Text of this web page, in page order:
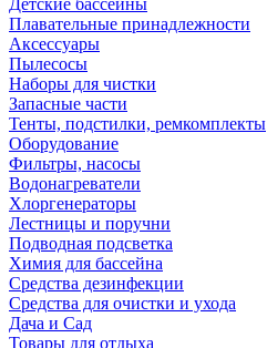
Детские бассейны
Плавательные принадлежности
Аксессуары
Пылесосы
Наборы для чистки
Запасные части
Тенты, подстилки, ремкомплекты
Оборудование
Фильтры, насосы
Водонагреватели
Хлоргенераторы
Лестницы и поручни
Подводная подсветка
Химия для бассейна
Средства дезинфекции
Средства для очистки и ухода
Дача и Сад
Товары для отдыха